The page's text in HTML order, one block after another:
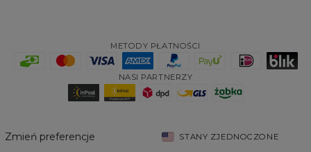
METODY PŁATNOŚCI
NASI PARTNERZY
Zmień preferencje STANY ZJEDNOCZONE